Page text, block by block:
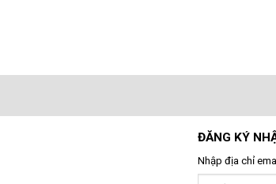
ĐĂNG KÝ
Nhập địa chỉ